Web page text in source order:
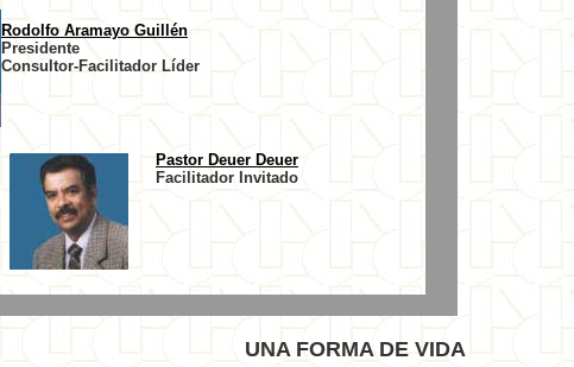
Rodolfo Aramayo Guillén
Presidente
Consultor-Facilitador Líder
Pastor Deuer Deuer
Facilitador Invitado
UNA FORMA DE VIDA